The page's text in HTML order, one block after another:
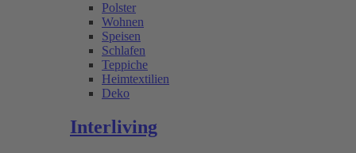
Polster
Wohnen
Speisen
Schlafen
Teppiche
Heimtextilien
Deko
Interliving